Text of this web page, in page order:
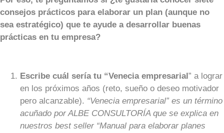
consejos prácticos para elaborar un plan (aunque no
sea estratégico) que te ayude a desarrollar buenas
prácticas en tu empresa?
Escribe cuál sería tu “Venecia empresarial ” a lograr
en los próximos años (reto, sueño o deseo motivador
pero alcanzable). “Venecia empresarial” es un término
acuñado por ALBE CONSULTORÍA que se explica en
nuestros best seller “Manual para elaborar planes